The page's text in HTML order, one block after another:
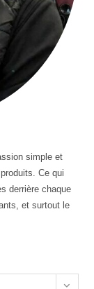
simple et
Ce qui
derrière chaque
et surtout le